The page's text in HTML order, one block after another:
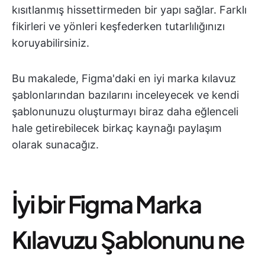
kısıtlanmış hissettirmeden bir yapı sağlar. Farklı
fikirleri ve yönleri keşfederken tutarlılığınızı
koruyabilirsiniz.
Bu makalede, Figma'daki en iyi marka kılavuz
şablonlarından bazılarını inceleyecek ve kendi
şablonunuzu oluşturmayı biraz daha eğlenceli
hale getirebilecek birkaç kaynağı paylaşım
olarak sunacağız.
İyi bir Figma Marka
Kılavuzu Şablonunu ne